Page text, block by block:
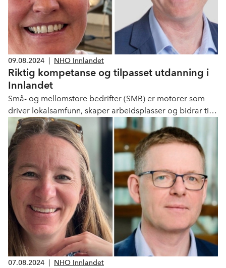
Kristiansen.
09.08.2024 NHO Innlandet
Riktig kompetanse og tilpasset utdanning i
Innlandet
Små- og mellomstore bedrifter (SMB) er motorer som
driver lokalsamfunn, skaper arbeidsplasser og bidrar til
økonomisk vekst i Innlandet. Likevel møter mange SMB
daglige utfordringer som kunne vært unngått om de
hadde hatt tilgang på riktig kompetanse.
07.08.2024 NHO Innlandet